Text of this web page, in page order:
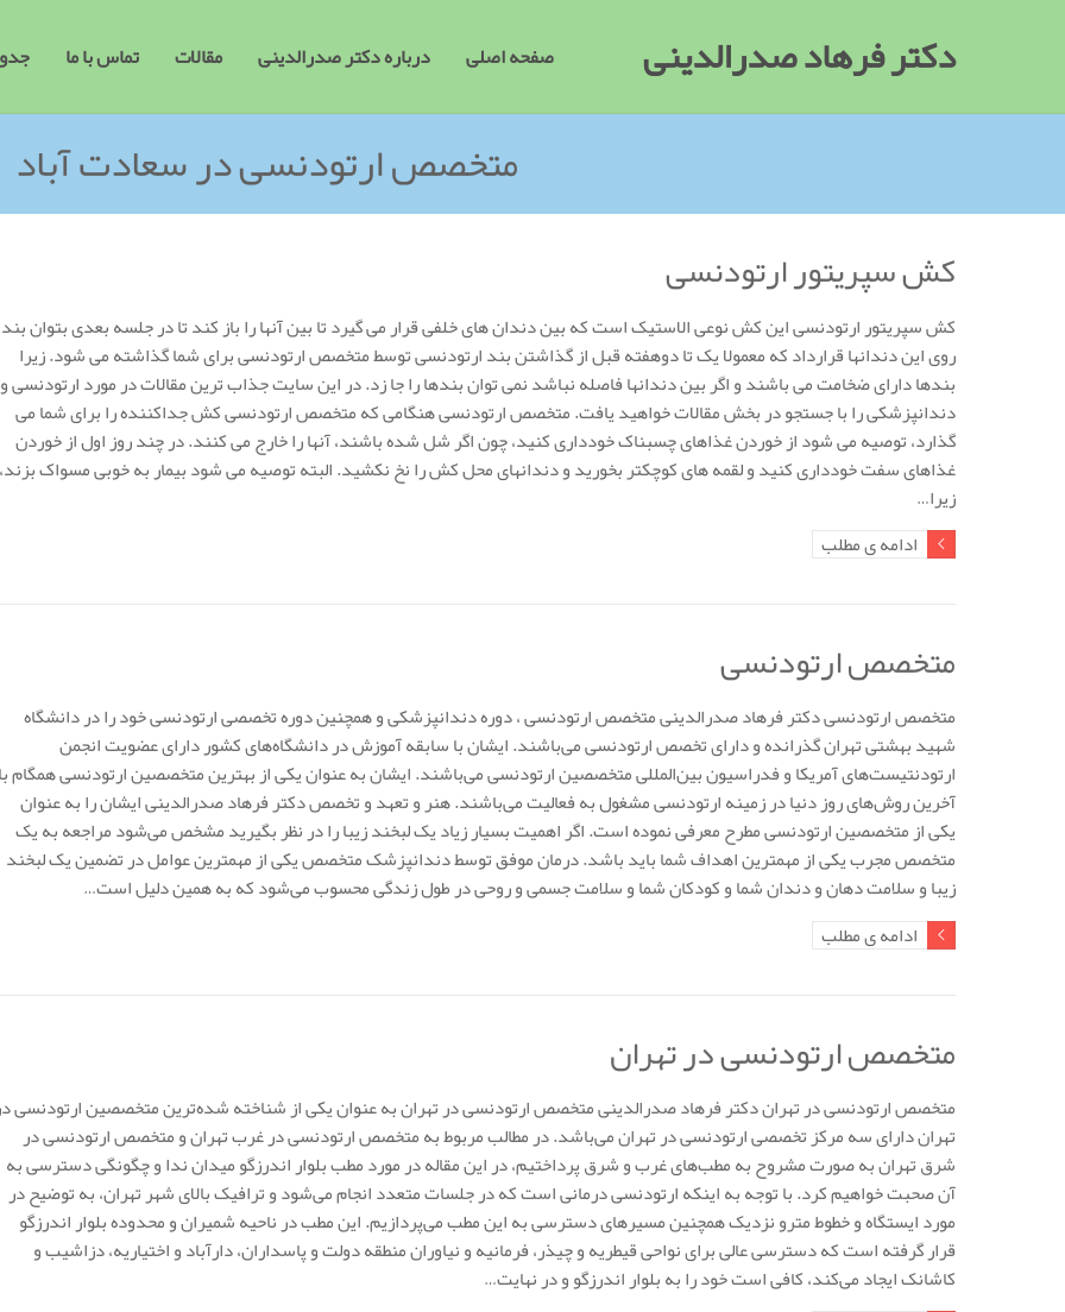
دکتر فرهاد صدرالدینی صفحه اصلی درباره دکتر صدرالدینی مقالات تماس با ما
متخصص ارتودنسی در سعادت آباد
کش سپریتور ارتودنسی
کش سپریتور ارتودنسی این کش نوعی الاستیک است که بین دندان های خلفی قرار می گیرد تا بین آنها را باز کند تا در جلسه بعدی بتوان بند
روی این دندانها قرارداد که معمولا یک تا دوهفته قبل از گذاشتن بند ارتودنسی توسط متخصص ارتودنسی برای شما گذاشته می شود. زیرا
بندها دارای ضخامت می باشند و اگر بین دندانها فاصله نباشد نمی توان بندها را جا زد. در این سایت جذاب ترین مقالات در مورد ارتودنسی و
دندانپزشکی را با جستجو در بخش مقالات خواهید یافت. متخصص ارتودنسی هنگامی که متخصص ارتودنسی کش جداکننده را برای شما می
گذارد، توصیه می شود از خوردن غذاهای چسبناک خودداری کنید، چون اگر شل شده باشند، آنها را خارج می کنند. در چند روز اول از خوردن
غذاهای سفت خودداری کنید و لقمه های کوچکتر بخورید و دندانهای محل کش را نخ نکشید. البته توصیه می شود بیمار به خوبی مسواک بزند،
زیرا…
ادامه ی مطلب
متخصص ارتودنسی
متخصص ارتودنسی دکتر فرهاد صدرالدینی متخصص ارتودنسی ، دوره دندانپزشکی و همچنین دوره تخصصی ارتودنسی خود را در دانشگاه
شهید بهشتی تهران گذرانده‌ و دارای تخصص ارتودنسی می‌باشند. ایشان با سابقه آموزش در دانشگاه‌های کشور دارای عضویت انجمن
ارتودنتیست‌های آمریکا و فدراسیون بین‌المللی متخصصین ارتودنسی می‌باشند. ایشان به عنوان یکی از بهترین متخصصین ارتودنسی همگام
آخرین روش‌های روز دنیا در زمینه ارتودنسی مشغول به فعالیت می‌باشند. هنر و تعهد و تخصص دکتر فرهاد صدرالدینی ایشان را به عنوان
یکی از متخصصین ارتودنسی مطرح معرفی نموده است. اگر اهمیت بسیار زیاد یک لبخند زیبا را در نظر بگیرید مشخص می‌شود مراجعه به یک
متخصص مجرب یکی از مهمترین اهداف شما باید باشد. درمان موفق توسط دندانپزشک متخصص یکی از مهمترین عوامل در تضمین یک لبخند
زیبا و سلامت دهان و دندان شما و کودکان شما و سلامت جسمی و روحی در طول زندگی محسوب می‌شود که به همین دلیل است…
ادامه ی مطلب
متخصص ارتودنسی در تهران
متخصص ارتودنسی در تهران دکتر فرهاد صدرالدینی متخصص ارتودنسی در تهران به عنوان یکی از شناخته شده‌ترین متخصصین ارتودنسی
تهران دارای سه مرکز تخصصی ارتودنسی در تهران می‌باشد. در مطالب مربوط به متخصص ارتودنسی در غرب تهران و متخصص ارتودنسی در
شرق تهران به صورت مشروح به مطب‌های غرب و شرق پرداختیم، در این مقاله در مورد مطب بلوار اندرزگو میدان ندا و چگونگی دسترسی به
آن صحبت خواهیم کرد. با توجه به اینکه ارتودنسی درمانی است که در جلسات متعدد انجام می‌شود و ترافیک بالای شهر تهران، به توضیح در
مورد ایستگاه و خطوط مترو نزدیک همچنین مسیرهای دسترسی به این مطب می‌پردازیم. این مطب در ناحیه شمیران و محدوده بلوار اندرزگو
قرار گرفته است که دسترسی عالی برای نواحی قیطریه و چیذر، فرمانیه و نیاوران منطقه دولت و پاسداران، دارآباد و اختیاریه، دزاشیب و
کاشانک ایجاد می‌کند، کافی است خود را به بلوار اندرزگو و در نهایت…